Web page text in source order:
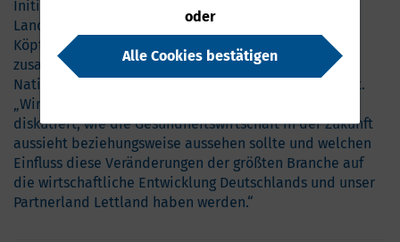
Initiative der Bundesregierung und im Auftrag der
Landesregierung Mecklenburg-Vorpommern führende
Köpfe aus Wirtschaft, Wissenschaft und Politik
zusammen“, sagt Prof. Marek Zygmunt, Präsident der
Nationalen Branchenkonferenz Gesundheitswirtschaft.
„Wir haben in diesem Jahr erneut offen darüber
diskutiert, wie die Gesundheitswirtschaft in der Zukunft
aussieht beziehungsweise aussehen sollte und welchen
Einfluss diese Veränderungen der größten Branche auf
die wirtschaftliche Entwicklung Deutschlands und unser
Partnerland Lettland haben werden.“
oder
Alle Cookies bestätigen